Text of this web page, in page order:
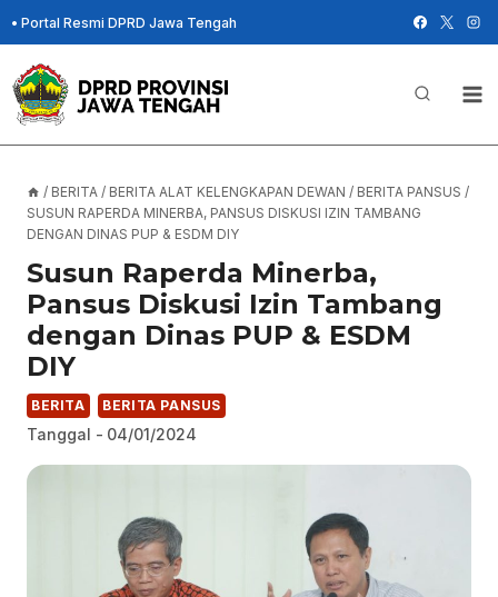
Skip
to
content
• Portal Resmi DPRD Jawa Tengah
/ BERITA / BERITA ALAT KELENGKAPAN DEWAN / BERITA PANSUS /
SUSUN RAPERDA MINERBA, PANSUS DISKUSI IZIN TAMBANG
DENGAN DINAS PUP & ESDM DIY
Susun Raperda Minerba,
Pansus Diskusi Izin Tambang
dengan Dinas PUP & ESDM
DIY
BERITA BERITA PANSUS
Tanggal - 04/01/2024